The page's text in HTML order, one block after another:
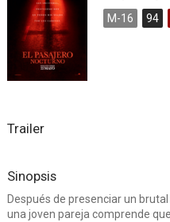
M-16 94
Trailer
Sinopsis
Después de presenciar un
una joven pareja comprende